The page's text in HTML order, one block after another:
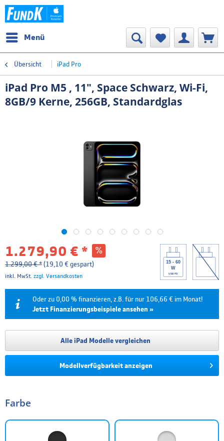
Menü
Übersicht iPad Pro
iPad Pro M5 , 11", Space Schwarz, Wi-Fi,
8GB/9 Kerne, 256GB, Standardglas
15 - 60
W
USB PD
1.279,90 € *
1.299,00 € *(19,10 € gespart)
inkl. MwSt. zzgl. Versandkosten
Oder zu 0,00 % finanzieren, z.B. für nur 106,66 € im Monat!
Jetzt Finanzierungsbeispiele ansehen »
6 Monate 0.00 % 213,32 € 1.279,90 €
12 Monate 0.00 % 106,66 € 1.279,90 €
4.99 % 1.378,88 €
Alle iPad Modelle vergleichen
Modellverfügbarkeit anzeigen
Farbe